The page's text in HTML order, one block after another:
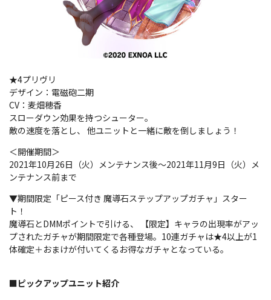
★4プリヴリ
デザイン：電磁砲二期
CV：麦畑穂香
スローダウン効果を持つシューター。
敵の速度を落とし、 他ユニットと一緒に敵を倒しましょう！
＜開催期間＞
2021年10月26日（火）メンテナンス後～2021年11月9日（火）メ
ンテナンス前まで
▼期間限定「ピース付き 魔導石ステップアップガチャ」スター
ト！
魔導石とDMMポイントで引ける、 【限定】キャラの出現率がアッ
プされたガチャが期間限定で各種登場。10連ガチャは★4以上が1
体確定＋おまけが付いてくるお得なガチャとなっている。
■ピックアップユニット紹介